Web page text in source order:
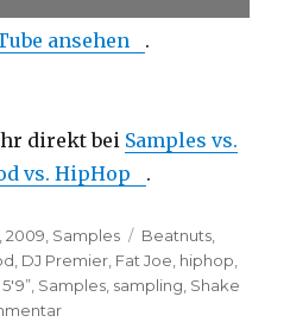
ansehen .
direkt bei Samples vs.
vs. HipHop
.
,2009 Samples Schlagwörter
Beatnuts
DJ Premier Fat Joe hiphop
Samples sampling Shake
zu